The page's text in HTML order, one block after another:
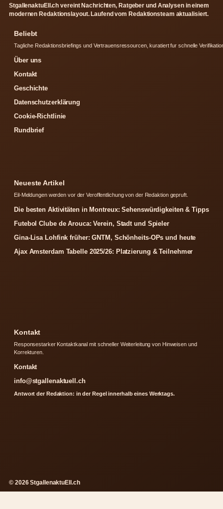
StgallenaktuEll.ch vereint Nachrichten, Ratgeber und Analysen in einem
modernen Redaktionslayout. Laufend vom Redaktionsteam aktualisiert.
Beliebt
Tagliche Redaktionsbriefings und Vertrauensressourcen, kuratiert fur schnelle
Über uns
Kontakt
Geschichte
Datenschutzerklärung
Cookie-Richtlinie
Rundbrief
Neueste Artikel
Eil-Meldungen werden vor der Veroffentlichung von der Redaktion gepruft.
Die besten Aktivitäten in Montreux: Sehenswürdigkeiten & Tipps
Futebol Clube de Arouca: Verein, Stadt und Spieler
Gina-Lisa Lohfink früher: GNTM, Schönheits-OPs und heute
Ajax Amsterdam Tabelle 2025/26: Platzierung & Teilnehmer
Kontakt
Responsestarker Kontaktkanal mit schneller Weiterleitung von Hinweisen und
Korrekturen.
Kontakt
info@stgallenaktuell.ch
Antwort der Redaktion: in der Regel innerhalb eines Werktags.
© 2026 StgallenaktuEll.ch